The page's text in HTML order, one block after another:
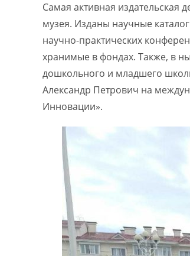
Самая активная издательская
музея. Изданы научные
научно-практических
хранимые в фондах. Также, в
дошкольного и младшего
Александр Петрович на
Инновации».